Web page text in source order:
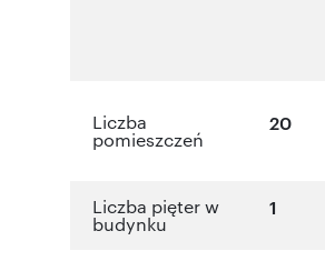
Liczba
pomieszczeń
20
Liczba pięter w
budynku
1